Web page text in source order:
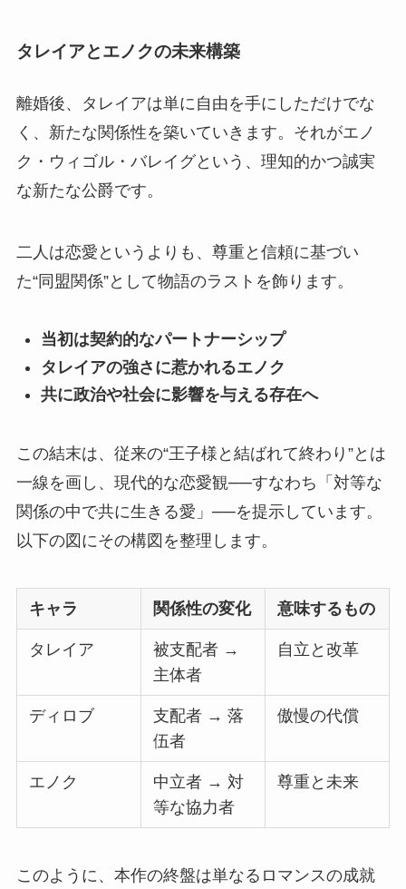
タレイアとエノクの未来構築
離婚後、タレイアは単に自由を手にしただけでな
く、新たな関係性を築いていきます。それがエノ
ク・ウィゴル・バレイグという、理知的かつ誠実
な新たな公爵です。
二人は恋愛というよりも、 尊重と信頼に基づい
た“同盟関係”として物語のラスト を飾ります。
当初は契約的なパートナーシップ
タレイアの強さに惹かれるエノク
共に政治や社会に影響を与える存在へ
この結末は、従来の“王子様と結ばれて終わり”とは
一線を画し、現代的な恋愛観──すなわち「対等な
関係の中で共に生きる愛」──を提示しています。
以下の図にその構図を整理します。
キャラ 関係性の変化 意味するもの
タレイア
被支配者 →
主体者
自立と改革
ディロブ
支配者 → 落
伍者
傲慢の代償
エノク
中立者 → 対
等な協力者
尊重と未来
このように、本作の終盤は単なるロマンスの成就